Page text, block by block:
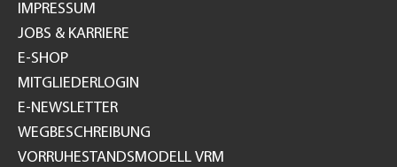
IMPRESSUM
JOBS & KARRIERE
E-SHOP
MITGLIEDERLOGIN
E-NEWSLETTER
WEGBESCHREIBUNG
VORRUHESTANDSMODELL VRM